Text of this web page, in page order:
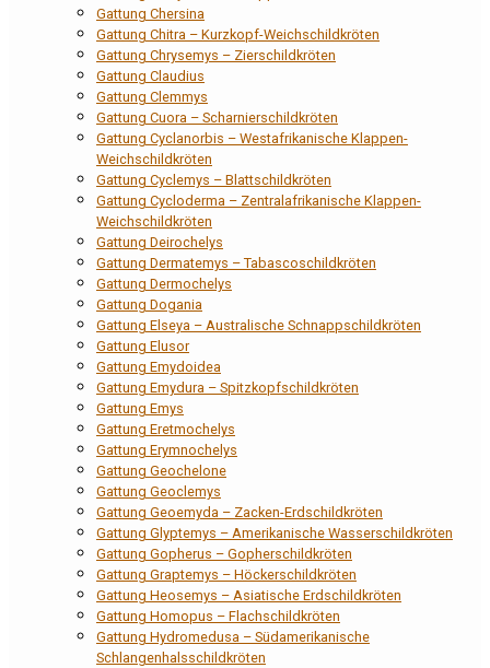
Gattung Chersina
Gattung Chitra – Kurzkopf-Weichschildkröten
Gattung Chrysemys – Zierschildkröten
Gattung Claudius
Gattung Clemmys
Gattung Cuora – Scharnierschildkröten
Gattung Cyclanorbis – Westafrikanische Klappen-
Weichschildkröten
Gattung Cyclemys – Blattschildkröten
Gattung Cycloderma – Zentralafrikanische Klappen-
Weichschildkröten
Gattung Deirochelys
Gattung Dermatemys – Tabascoschildkröten
Gattung Dermochelys
Gattung Dogania
Gattung Elseya – Australische Schnappschildkröten
Gattung Elusor
Gattung Emydoidea
Gattung Emydura – Spitzkopfschildkröten
Gattung Emys
Gattung Eretmochelys
Gattung Erymnochelys
Gattung Geochelone
Gattung Geoclemys
Gattung Geoemyda – Zacken-Erdschildkröten
Gattung Glyptemys – Amerikanische Wasserschildkröten
Gattung Gopherus – Gopherschildkröten
Gattung Graptemys – Höckerschildkröten
Gattung Heosemys – Asiatische Erdschildkröten
Gattung Homopus – Flachschildkröten
Gattung Hydromedusa – Südamerikanische
Schlangenhalsschildkröten